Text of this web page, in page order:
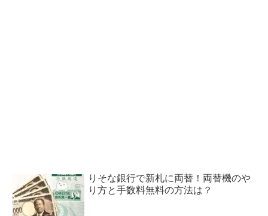
りそな銀行で新札に両替！両替機のや
り方と手数料無料の方法は？